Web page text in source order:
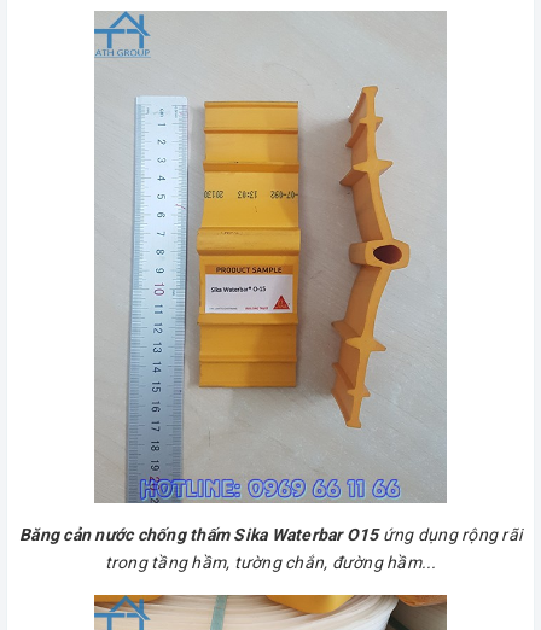
Băng cản nước chống thấm Sika Waterbar O15ứng dụng rộng rãi
trong tầng hầm, tường chắn, đường hầm...